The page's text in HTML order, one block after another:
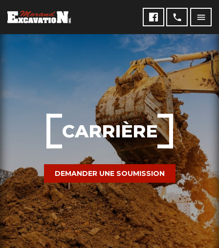
CARRIÈRE
DEMANDER UNE SOUMISSION